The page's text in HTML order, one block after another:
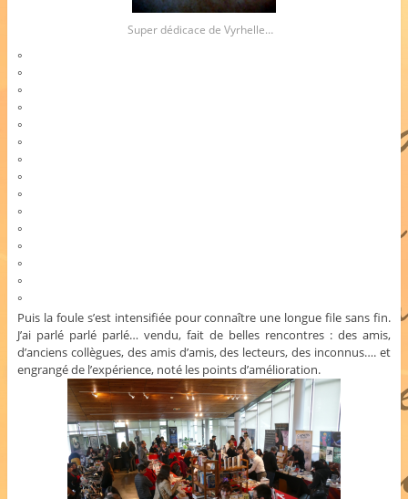
Super dédicace de Vyrhelle…
°
°
°
°
°
°
°
°
°
°
°
°
°
°
°
Puis la foule s’est intensifiée pour connaître une longue file sans fin.
J’ai parlé parlé parlé… vendu, fait de belles rencontres : des amis,
d’anciens collègues, des amis d’amis, des lecteurs, des inconnus…. et
engrangé de l’expérience, noté les points d’amélioration.